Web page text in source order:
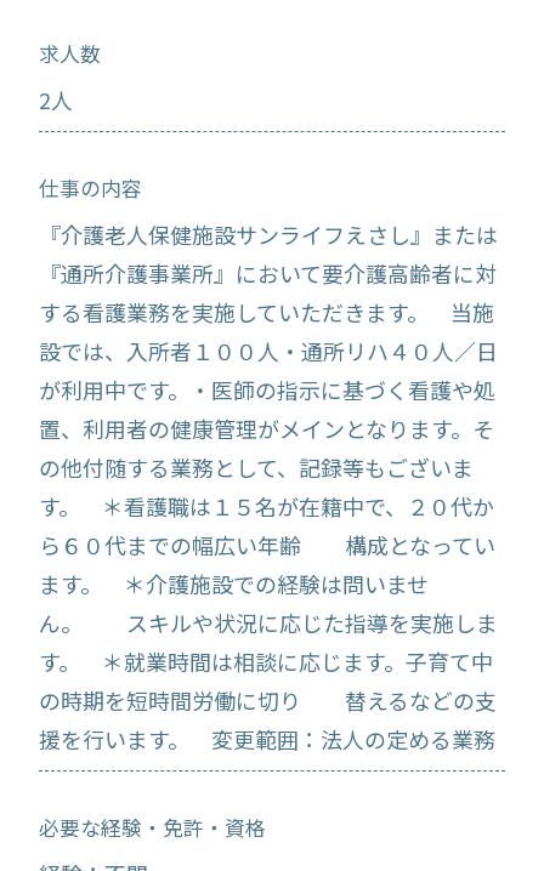
求人数
2人
仕事の内容
『介護老人保健施設サンライフえさし』または
『通所介護事業所』において要介護高齢者に対
する看護業務を実施していただきます。 当施
設では、入所者１００人・通所リハ４０人／日
が利用中です。・医師の指示に基づく看護や処
置、利用者の健康管理がメインとなります。そ
の他付随する業務として、記録等もございま
す。 ＊看護職は１５名が在籍中で、２０代か
ら６０代までの幅広い年齢 構成となってい
ます。 ＊介護施設での経験は問いませ
ん。 スキルや状況に応じた指導を実施しま
す。 ＊就業時間は相談に応じます。子育て中
の時期を短時間労働に切り 替えるなどの支
援を行います。 変更範囲：法人の定める業務
必要な経験・免許・資格